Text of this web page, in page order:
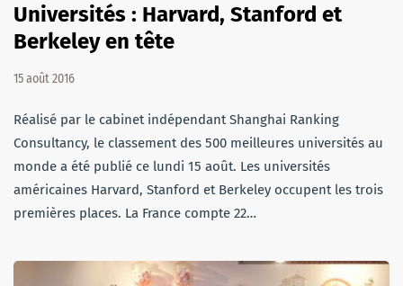
Universités : Harvard, Stanford et
Berkeley en tête
15 août 2016
Réalisé par le cabinet indépendant Shanghai Ranking
Consultancy, le classement des 500 meilleures universités au
monde a été publié ce lundi 15 août. Les universités
américaines Harvard, Stanford et Berkeley occupent les trois
premières places. La France compte 22…